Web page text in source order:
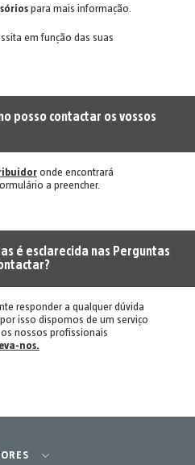
para mais informação.
em função das suas
posso contactar os vossos
onde encontrará
a preencher.
é esclarecida nas Perguntas
responder a qualquer dúvida
isso dispomos de um serviço
nossos profissionais
nos.